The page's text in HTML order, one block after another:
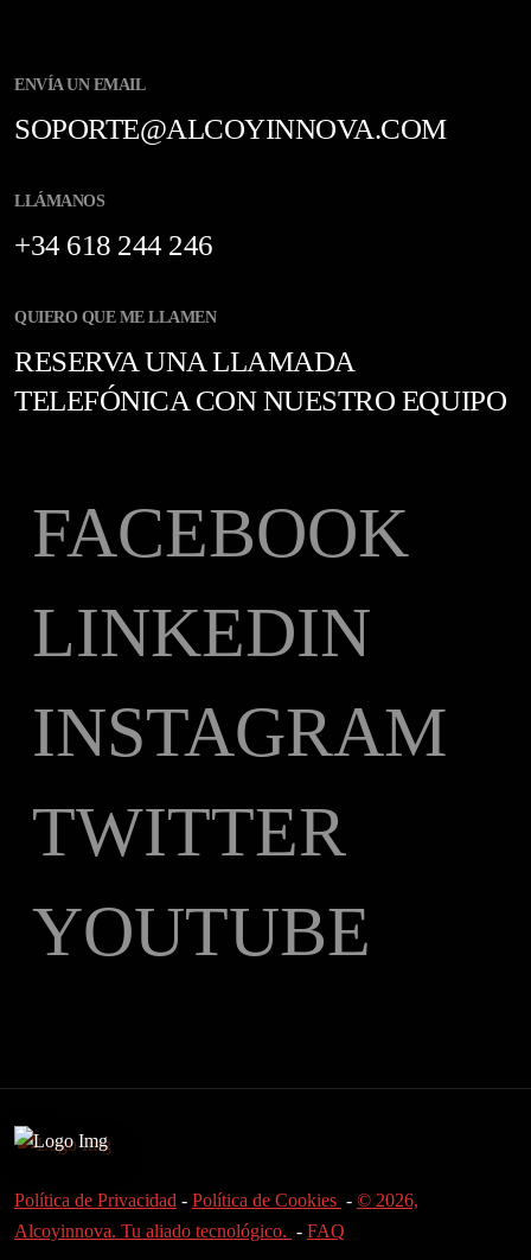
ENVÍA UN EMAIL
SOPORTE@ALCOYINNOVA.COM
LLÁMANOS
+34 618 244 246
QUIERO QUE ME LLAMEN
RESERVA UNA LLAMADA
TELEFÓNICA CON NUESTRO EQUIPO
FACEBOOK
LINKEDIN
INSTAGRAM
TWITTER
YOUTUBE
Política de Privacidad - Política de Cookies - © 2026,
Alcoyinnova. Tu aliado tecnológico. - FAQ